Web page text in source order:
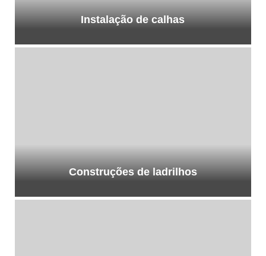
Instalação de calhas
Construções de ladrilhos